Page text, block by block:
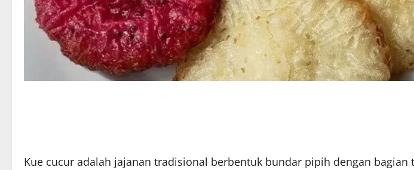
Kue cucur adalah jajanan tradisional berbentuk bundar pipih dengan bagian